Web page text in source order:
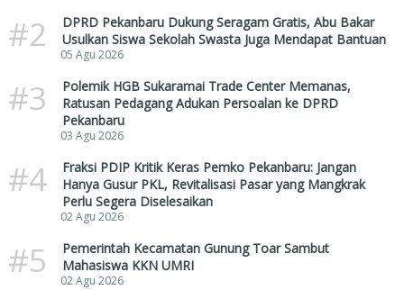
#2
DPRD Pekanbaru Dukung Seragam Gratis, Abu Bakar
Usulkan Siswa Sekolah Swasta Juga Mendapat Bantuan
05 Agu 2026
#3
Polemik HGB Sukaramai Trade Center Memanas,
Ratusan Pedagang Adukan Persoalan ke DPRD
Pekanbaru
03 Agu 2026
#4
Fraksi PDIP Kritik Keras Pemko Pekanbaru: Jangan
Hanya Gusur PKL, Revitalisasi Pasar yang Mangkrak
Perlu Segera Diselesaikan
02 Agu 2026
#5
Pemerintah Kecamatan Gunung Toar Sambut
Mahasiswa KKN UMRI
02 Agu 2026